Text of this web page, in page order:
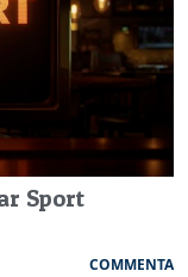
Sport
COMMENTA